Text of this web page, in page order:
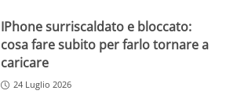
IPhone surriscaldato e bloccato:
cosa fare subito per farlo tornare a
caricare
24 Luglio 2026